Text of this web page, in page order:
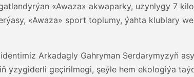
«Awaza» akwaparky, uzynlygy 7
«Awaza» sport toplumy, ýahta klublary
Arkadagly Gahryman Serdarymyzyň
yzygiderli geçirilmegi, şeýle hem ekologiýa